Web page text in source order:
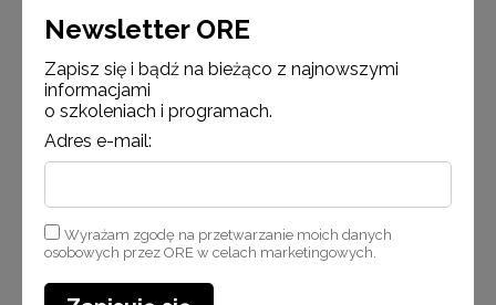
Pełnomocnik MS ds. nieletnich prof. dr hab. Marek Konopczyński
Newsletter ORE
Zapisz się i bądź na bieżąco z najnowszymi
informacjami
o szkoleniach i programach.
Adres e-mail:
Wyrażam zgodę na przetwarzanie moich danych
osobowych przez ORE w celach marketingowych.